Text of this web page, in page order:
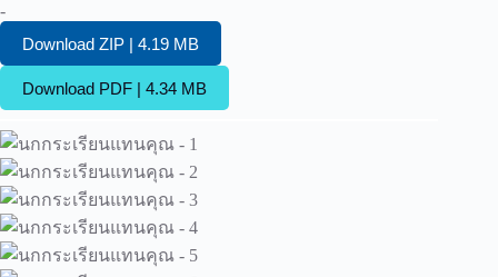
-
Download ZIP | 4.19 MB
Download PDF | 4.34 MB